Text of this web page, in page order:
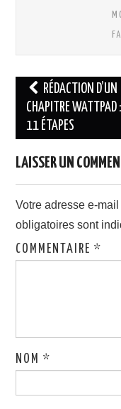
Navigation
des
articles
RÉDACTION D’UN
CHAPITRE WATTPAD
11 ÉTAPES
LAISSER UN
Votre adresse e-
obligatoires sont
COMMENTAIRE*
NOM*